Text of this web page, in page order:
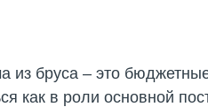
из бруса – это
как в роли основной